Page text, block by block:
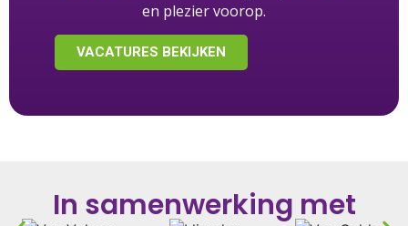
en plezier voorop.
VACATURES BEKIJKEN
In samenwerking met